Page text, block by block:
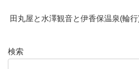
田丸屋と水澤観音と伊香保温泉(輪
検索